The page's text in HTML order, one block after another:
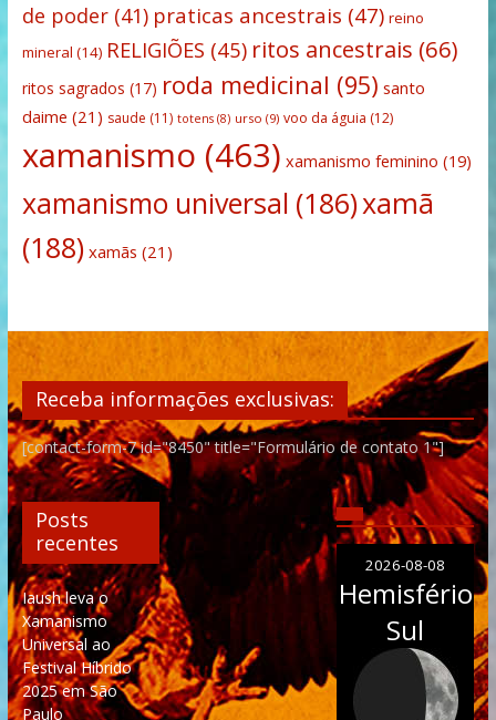
de poder(41) praticas ancestrais (47) reino
mineral (14) RELIGIÕES (45) ritos ancestrais (66)
ritos sagrados (17) roda medicinal (95) santo
daime (21) saude (11) totens(8) urso (9) voo da águia (12)
xamanismo (463) xamanismo feminino (19)
xamanismo universal (186)xamã
(188) xamãs (21)
Receba informações exclusivas:
[contact-form-7 id="8450" title="Formulário de contato 1"]
Posts
recentes
Iaush leva o
Xamanismo
Universal ao
Festival Híbrido
2025 em São
Paulo
2026-08-08
Hemisfério
Sul